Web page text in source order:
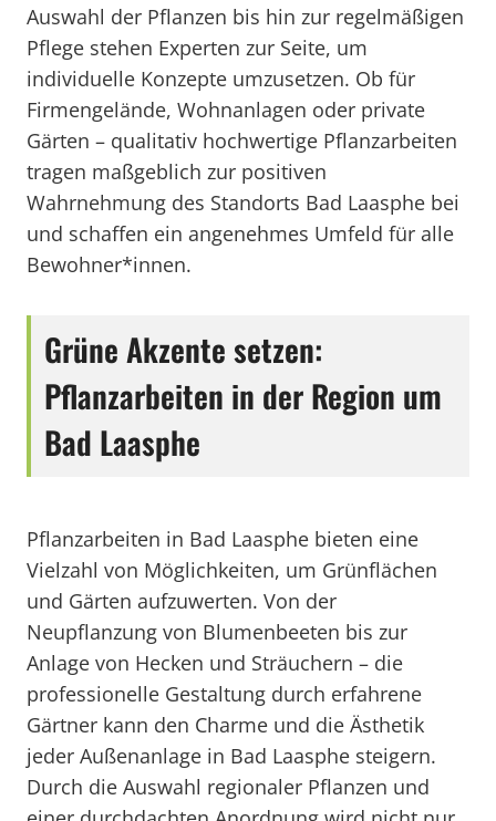
Auswahl der Pflanzen bis hin zur regelmäßigen
Pflege stehen Experten zur Seite, um
individuelle Konzepte umzusetzen. Ob für
Firmengelände, Wohnanlagen oder private
Gärten – qualitativ hochwertige Pflanzarbeiten
tragen maßgeblich zur positiven
Wahrnehmung des Standorts Bad Laasphe bei
und schaffen ein angenehmes Umfeld für alle
Bewohner*innen.
Grüne Akzente setzen:
Pflanzarbeiten in der Region um
Bad Laasphe
Pflanzarbeiten in Bad Laasphe bieten eine
Vielzahl von Möglichkeiten, um Grünflächen
und Gärten aufzuwerten. Von der
Neupflanzung von Blumenbeeten bis zur
Anlage von Hecken und Sträuchern – die
professionelle Gestaltung durch erfahrene
Gärtner kann den Charme und die Ästhetik
jeder Außenanlage in Bad Laasphe steigern.
Durch die Auswahl regionaler Pflanzen und